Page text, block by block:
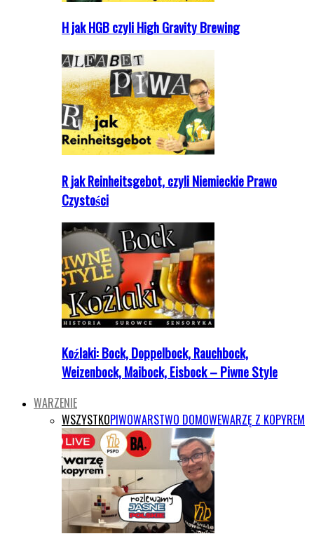
H jak HGB czyli High Gravity Brewing
R jak Reinheitsgebot, czyli Niemieckie Prawo
Czystości
Koźlaki: Bock, Doppelbock, Rauchbock,
Weizenbock, Maibock, Eisbock – Piwne Style
WARZENIE
WSZYSTKOPIWOWARSTWO DOMOWEWARZĘ Z KOPYREM